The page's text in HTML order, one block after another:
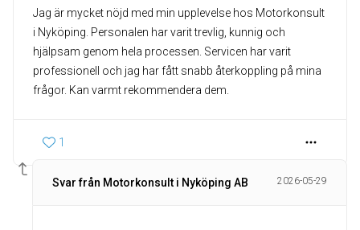
Jag är mycket nöjd med min upplevelse hos Motorkonsult
i Nyköping. Personalen har varit trevlig, kunnig och
hjälpsam genom hela processen. Servicen har varit
professionell och jag har fått snabb återkoppling på mina
frågor. Kan varmt rekommendera dem.
1
Svar från Motorkonsult i Nyköping AB 2026-05-29